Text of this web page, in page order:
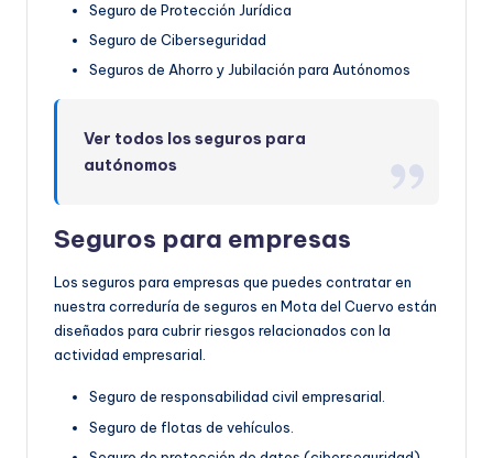
Seguro de Protección Jurídica
Seguro de Ciberseguridad
Seguros de Ahorro y Jubilación para Autónomos
Ver todos los seguros para
autónomos
Seguros para empresas
Los seguros para empresas que puedes contratar en
nuestra correduría de seguros en Mota del Cuervo están
diseñados para cubrir riesgos relacionados con la
actividad empresarial.
Seguro de responsabilidad civil empresarial.
Seguro de flotas de vehículos.